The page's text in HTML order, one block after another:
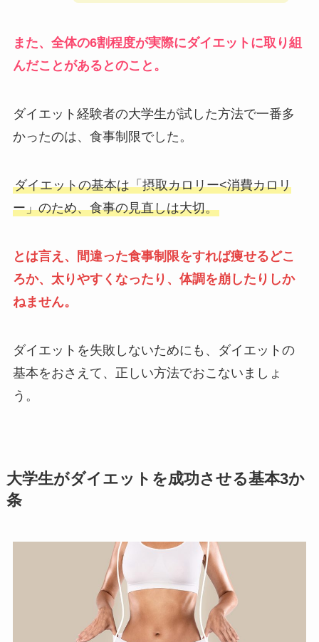
また、全体の6割程度が実際にダイエットに取り組
んだことがあるとのこと。
ダイエット経験者の大学生が試した方法で一番多
かったのは、食事制限でした。
ダイエットの基本は「摂取カロリー<消費カロリ
ー」のため、食事の見直しは大切。
とは言え、間違った食事制限をすれば痩せるどこ
ろか、太りやすくなったり、体調を崩したりしか
ねません。
ダイエットを失敗しないためにも、ダイエットの
基本をおさえて、正しい方法でおこないましょ
う。
大学生がダイエットを成功させる基本3か
条